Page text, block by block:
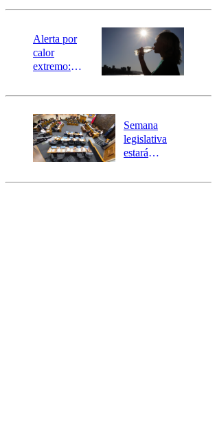
revisa la
epicentro
Alerta por
calor
extremo:
activa Alerta
Preventiva en
tres comunas
Semana
legislativa
estará
el fin de la